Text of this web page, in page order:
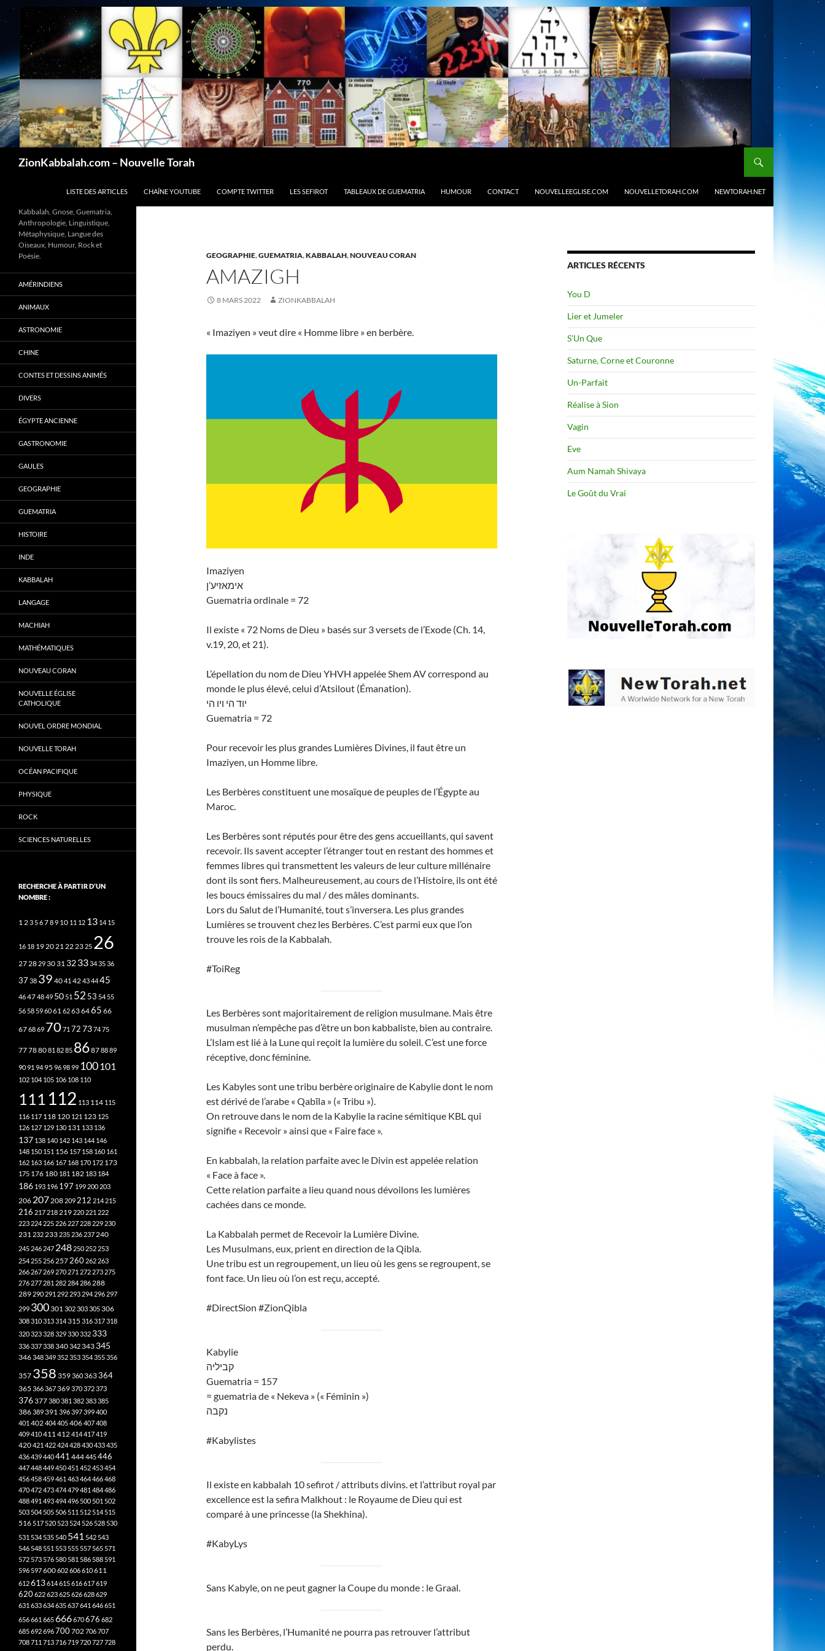
ZionKabbalah.com – Nouvelle Torah
LISTE DES ARTICLES
CHAÎNE YOUTUBE COMPTE TWITTER LES SEFIROT TABLEAUX DE GUEMATRIA HUMOUR CONTACT NOUVELLEEGLISE.COM NOUVELLETORAH.COM NEWTORAH.NET
GEOGRAPHIE,GUEMATRIA,KABBALAH,NOUVEAU CORAN
AMAZIGH
8 MARS 2022 ZIONKABBALAH
« Imaziyen » veut dire « Homme libre » en berbère.
Imaziyen
אימאזיע’ן
Guematria ordinale = 72
Il existe « 72 Noms de Dieu » basés sur 3 versets de l’Exode (Ch. 14,
v.19, 20, et 21).
L’épellation du nom de Dieu YHVH appelée Shem AV correspond au
monde le plus élevé, celui d’Atsilout (Émanation).
יוד הי ויו הי
Guematria = 72
Pour recevoir les plus grandes Lumières Divines, il faut être un
Imaziyen, un Homme libre.
Les Berbères constituent une mosaïque de peuples de l’Égypte au
Maroc.
Les Berbères sont réputés pour être des gens accueillants, qui savent
recevoir. Ils savent accepter l’étranger tout en restant des hommes et
femmes libres qui transmettent les valeurs de leur culture millénaire
dont ils sont fiers. Malheureusement, au cours de l’Histoire, ils ont été
les boucs émissaires du mal / des mâles dominants.
Lors du Salut de l’Humanité, tout s’inversera. Les plus grandes
Lumières se trouvent chez les Berbères. C’est parmi eux que l’on
trouve les rois de la Kabbalah.
#ToiReg
Les Berbères sont majoritairement de religion musulmane. Mais être
musulman n’empêche pas d’être un bon kabbaliste, bien au contraire.
L’Islam est lié à la Lune qui reçoit la lumière du soleil. C’est une force
réceptive, donc féminine.
Les Kabyles sont une tribu berbère originaire de Kabylie dont le nom
est dérivé de l’arabe « Qabīla » (« Tribu »).
On retrouve dans le nom de la Kabylie la racine sémitique KBL qui
signifie « Recevoir » ainsi que « Faire face ».
En kabbalah, la relation parfaite avec le Divin est appelée relation
« Face à face ».
Cette relation parfaite a lieu quand nous dévoilons les lumières
cachées dans ce monde.
La Kabbalah permet de Recevoir la Lumière Divine.
Les Musulmans, eux, prient en direction de la Qibla.
Une tribu est un regroupement, un lieu où les gens se regroupent, se
font face. Un lieu où l’on est reçu, accepté.
#DirectSion #ZionQibla
Kabylie
קביליה
Guematria = 157
= guematria de « Nekeva » (« Féminin »)
נקבה
#Kabylistes
Il existe en kabbalah 10 sefirot / attributs divins. et l’attribut royal par
excellence est la sefira Malkhout : le Royaume de Dieu qui est
comparé à une princesse (la Shekhina).
#KabyLys
Sans Kabyle, on ne peut gagner la Coupe du monde : le Graal.
Sans les Berbères, l’Humanité ne pourra pas retrouver l’attribut
perdu.
ARTICLES RÉCENTS
You D
Lier et Jumeler
S’Un Que
Saturne, Corne et Couronne
Un-Parfait
Réalise à Sion
Vagin
Eve
Aum Namah Shivaya
Le Goût du Vrai
Kabbalah, Gnose, Guematria,
Anthropologie, Linguistique,
Métaphysique, Langue des
Oiseaux, Humour, Rock et
Poésie.
AMÉRINDIENS
ANIMAUX
ASTRONOMIE
CHINE
CONTES ET DESSINS ANIMÉS
DIVERS
ÉGYPTE ANCIENNE
GASTRONOMIE
GAULES
GEOGRAPHIE
GUEMATRIA
HISTOIRE
INDE
KABBALAH
LANGAGE
MACHIAH
MATHÉMATIQUES
NOUVEAU CORAN
NOUVELLE ÉGLISE
CATHOLIQUE
NOUVEL ORDRE MONDIAL
NOUVELLE TORAH
OCÉAN PACIFIQUE
PHYSIQUE
ROCK
SCIENCES NATURELLES
RECHERCHE À PARTIR D’UN
NOMBRE :
1 23 56789 10 11 12 13 14 15
16 18 1920212223 25 26
27 28 293031 3233343536
37 38 39 4041 42434445
46474849 50 51 52 53 54 55
56 58 596061 62636465 66
676869 70 71 72737475
77788081 8285 86878889
9091 94 95 969899 100101
102 104 105 106 108 110
111 112 113 114 115
116 117 118 120 121 123 125
126 127 129 130 131 133 136
137 138 140 142 143 144 146
148 150 151 156 157 158 160 161
162 163 166 167 168 170 172 173
175 176 180 181 182 183 184
186 193 196 197 199 200 203
206 207 208 209 212 214 215
216 217 218219 220 221 222
223 224 225 226 227 228 229 230
231 232 233 235 236 237240
245 246 247248 250 252 253
254 255 256257 260 262 263
266 267 269 270 271 272 273 275
276 277 281 282 284 286 288
289 290 291 292 293 294 296 297
299 300301302303305306
308310313314315 316317318
320323328329330332 333
336337338340342343 345
346348349352353354355356
357 358 359360363364
365 366367369370372373
376377380381 382383385
386389391396397399400
401 402404405406407408
409410411 412414417419
420421 422424428430433435
436439440441 444445446
447448449450451 452453454
456458459461 463464466468
470472473474479481 484486
488491 493494496 500 501 502
503 504 505 506 511 512 514 515
516 517 520 523 524 526 528 530
531 534 535 540 541 542 543
546 548 551 553 555 557 565 571
572 573 576 580 581 586 588 591
596 597600602606610611
612613614615616617619
620622623625626628629
631 633634635637641 646651
656661 665666670676 682
685692696700702706707
708711 713716719720727728